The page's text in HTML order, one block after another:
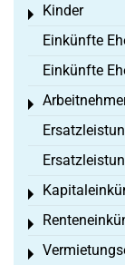
Kinder
Toggle menu
Einkünfte
Einkünfte
Toggle menu
Toggle menu
Toggle menu
Toggle menu